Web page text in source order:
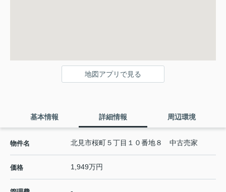
地図アプリで見る
基本情報 詳細情報 周辺環境
物件名 北見市桜町５丁目１０番地８ 中古売家
価格 1,949万円